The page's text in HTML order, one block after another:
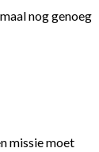
nog genoeg
missie moet